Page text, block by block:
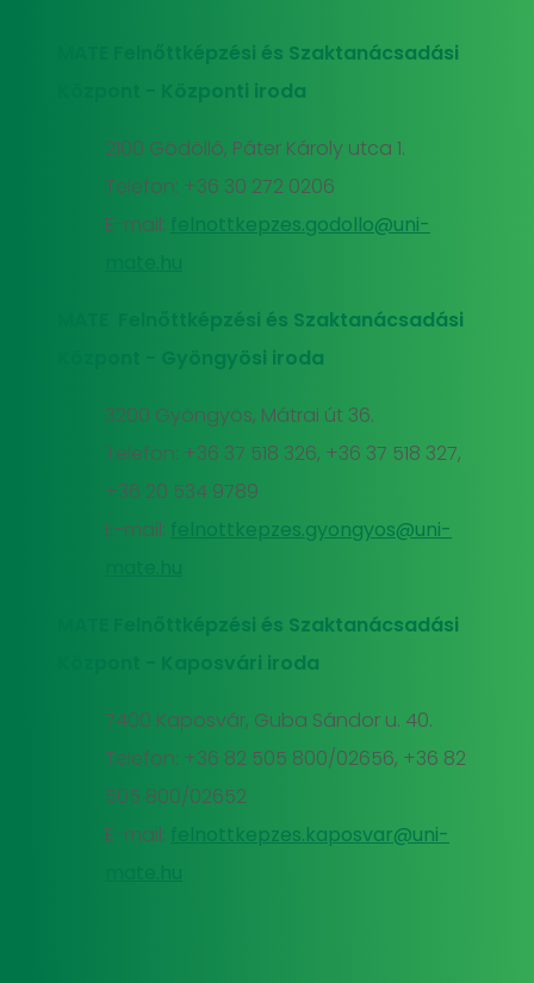
MATE Felnőttképzési és Szaktanácsadási
Központ - Központi iroda
2100 Gödöllő, Páter Károly utca 1.
Telefon: +36 30 272 0206
E-mail:
felnottkepzes.godollo@uni-
MATE Felnőttképzési és Szaktanácsadási
Központ - Gyöngyösi iroda
3200 Gyöngyös, Mátrai út 36.
Telefon: +36 37 518 326, +36 37 518 327,
+36 20 534 9789
E-mail:
felnottkepzes.gyongyos@uni-
MATE Felnőttképzési és Szaktanácsadási
Központ - Kaposvári iroda
7400 Kaposvár, Guba Sándor u. 40.
Telefon: +36 82 505 800/02656, +36 82
505 800/02652
E-mail:
felnottkepzes.kaposvar@uni-